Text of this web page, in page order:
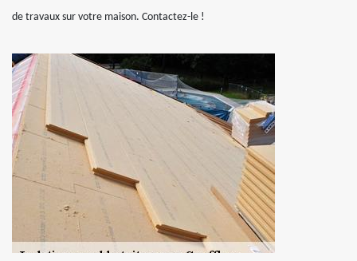
de travaux sur votre maison. Contactez-le !